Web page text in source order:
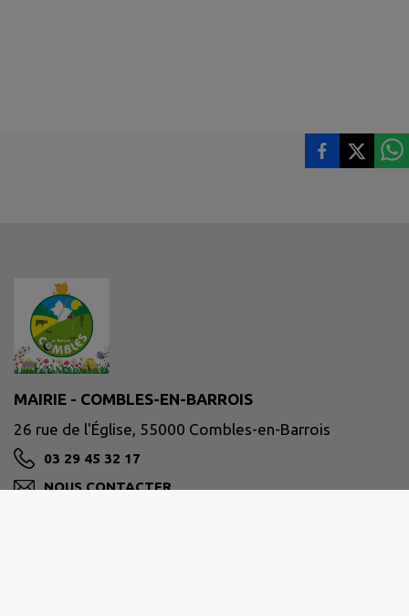
MAIRIE - COMBLES-EN-BARROIS
26 rue de l'Église, 55000 Combles-en-Barrois
03 29 45 32 17
NOUS CONTACTER